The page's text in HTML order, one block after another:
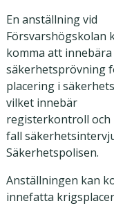
En anställning vid
Försvarshögskolan
komma att
säkerhetsprövning
placering i
vilket innebär
registerkontroll och
fall
Säkerhetspolisen.
Anställningen kan
innefatta